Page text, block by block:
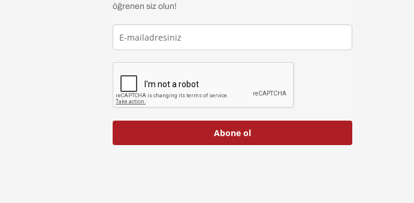
öğrenen siz olun!
Abone ol